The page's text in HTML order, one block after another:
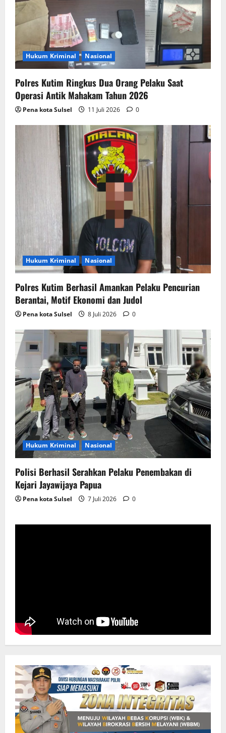
Hukum Kriminal Nasional
Polres Kutim Ringkus Dua Orang Pelaku Saat
Operasi Antik Mahakam Tahun 2026
Pena kota Sulsel 11 Juli 2026 0
Hukum Kriminal Nasional
Polres Kutim Berhasil Amankan Pelaku Pencurian
Berantai, Motif Ekonomi dan Judol
Pena kota Sulsel 8 Juli 2026 0
Hukum Kriminal Nasional
Polisi Berhasil Serahkan Pelaku Penembakan di
Kejari Jayawijaya Papua
Pena kota Sulsel 7 Juli 2026 0